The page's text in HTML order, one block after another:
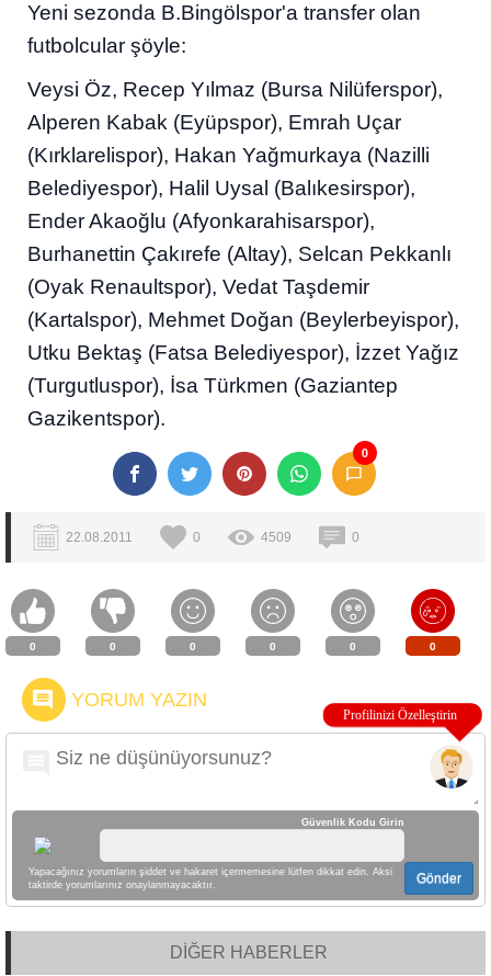
Yeni sezonda B.Bingölspor'a transfer olan
futbolcular şöyle:
Veysi Öz, Recep Yılmaz (Bursa Nilüferspor),
Alperen Kabak (Eyüpspor), Emrah Uçar
(Kırklarelispor), Hakan Yağmurkaya (Nazilli
Belediyespor), Halil Uysal (Balıkesirspor),
Ender Akaoğlu (Afyonkarahisarspor),
Burhanettin Çakırefe (Altay), Selcan Pekkanlı
(Oyak Renaultspor), Vedat Taşdemir
(Kartalspor), Mehmet Doğan (Beylerbeyispor),
Utku Bektaş (Fatsa Belediyespor), İzzet Yağız
(Turgutluspor), İsa Türkmen (Gaziantep
Gazikentspor).
0
22.08.2011 0 4509 0
0 0 0 0 0 0
YORUM YAZIN
Güvenlik Kodu Girin
Yapacağınız yorumların şiddet ve hakaret içermemesine lütfen dikkat edin. Aksi
taktirde yorumlarınız onaylanmayacaktır.
Gönder
DİĞER HABERLER